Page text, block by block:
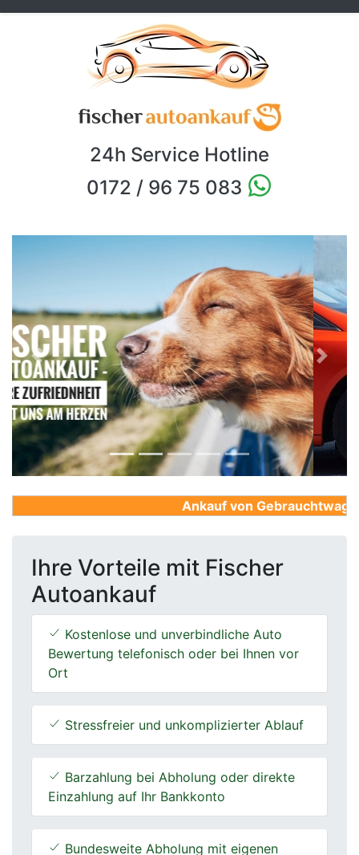
24h Service Hotline
0172 / 96 75 083
Previous Next
Ankauf von
Ihre Vorteile mit Fischer
Autoankauf
Kostenlose und unverbindliche Auto
Bewertung telefonisch oder bei Ihnen vor
Ort
Stressfreier und unkomplizierter Ablauf
Barzahlung bei Abholung oder direkte
Einzahlung auf Ihr Bankkonto
Bundesweite Abholung mit eigenen